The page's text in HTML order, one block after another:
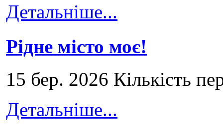
Детальніше...
Рідне місто моє!
15 бер. 2026 Кількість
Детальніше...